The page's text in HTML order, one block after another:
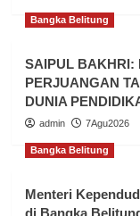
Bangka Belitung
SAIPUL BAKHRI:
PERJUANGAN
DUNIA
admin 7Agu2026
Bangka Belitung
Menteri